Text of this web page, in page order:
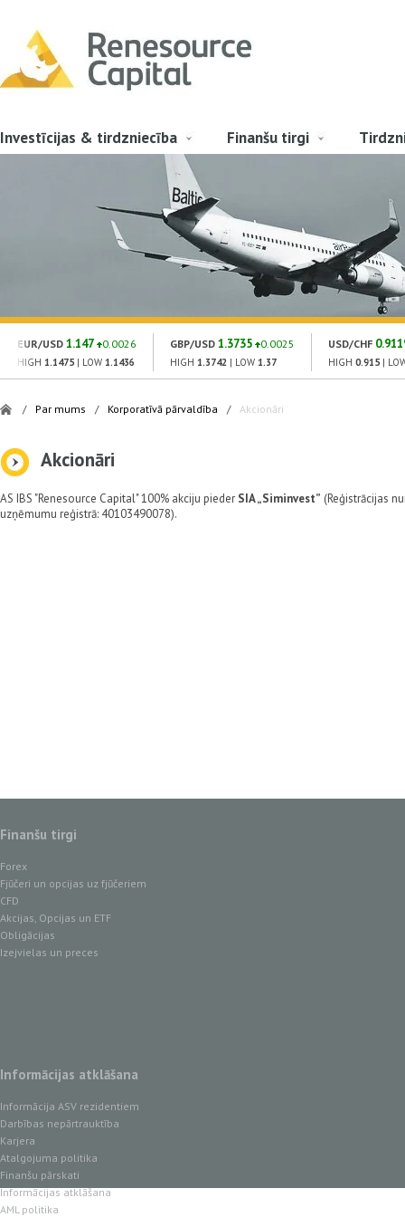
Investīcijas & tirdzniecība Finanšu tirgi
EUR/USD 1.147 0.0026
HIGH 1.1475 | LOW 1.1436
GBP/USD 1.3735 0.0025
HIGH 1.3742 | LOW 1.37
USD/CHF
HIGH 0.915 |
/ Par mums / Korporatīvā pārvaldība / Akcionāri
Akcionāri
AS IBS "Renesource Capital" 100% akciju pieder SIA „Siminvest” (Reģistrācijas
uzņēmumu reģistrā: 40103490078).
Finanšu tirgi
Forex
Fjūčeri un opcijas uz fjūčeriem
CFD
Akcijas, Opcijas un ETF
Obligācijas
Izejvielas un preces
Informācijas atklāšana
Informācija ASV rezidentiem
Darbības nepārtrauktība
Karjera
Atalgojuma politika
Finanšu pārskati
Informācijas atklāšana
AML politika